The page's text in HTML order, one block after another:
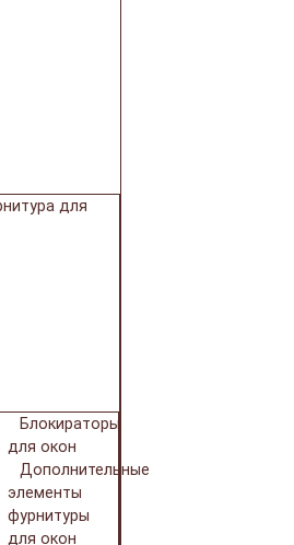
для
Блокираторы
для окон
Дополнительные
элементы
фурнитуры
для окон